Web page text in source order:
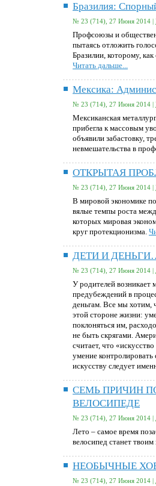
Бразилия:
№ 23 (714), 27 Июня 2014 |
Профсоюзы и
пытаясь отложить
Бразилии, которому,
Читать дальше...
Мексика:
№ 23 (714), 27 Июня 2014 |
Мексиканская
прибегла к массовым
объявили забастовку,
невмешательства в
ОТКРЫТАЯ
№ 23 (714), 27 Июня 2014 |
В мировой экономике
вялые темпы роста
которых мировая
круг протекционизма.
ДЕТИ И
№ 23 (714), 27 Июня 2014 |
У родителей возникает
предубеждений в
деньгам. Все мы хотим,
этой стороне жизни:
поклоняться им,
не быть скрягами.
считает, что
умение
искусству следует
СЕМЬ ПРИЧИН
ВЕЛОСИПЕДЕ
№ 23 (714), 27 Июня 2014 |
Лето – самое время
велосипед станет
НЕОБЫЧНЫЕ
№ 23 (714), 27 Июня 2014 |